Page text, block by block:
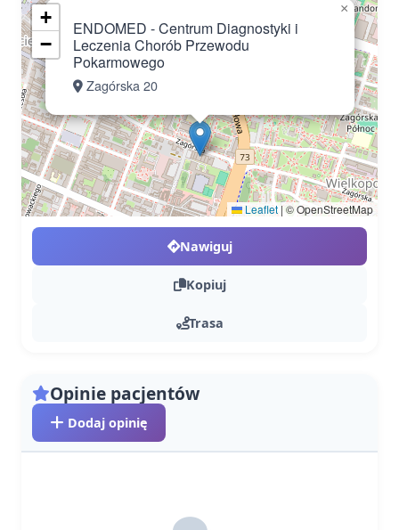
ENDOMED - Centrum Diagnostyki i
Leczenia Chorób Przewodu
Pokarmowego
Zagórska 20
×
+
−
Leaflet |© OpenStreetMap
Nawiguj
Kopiuj
Trasa
Opinie pacjentów
Dodaj opinię